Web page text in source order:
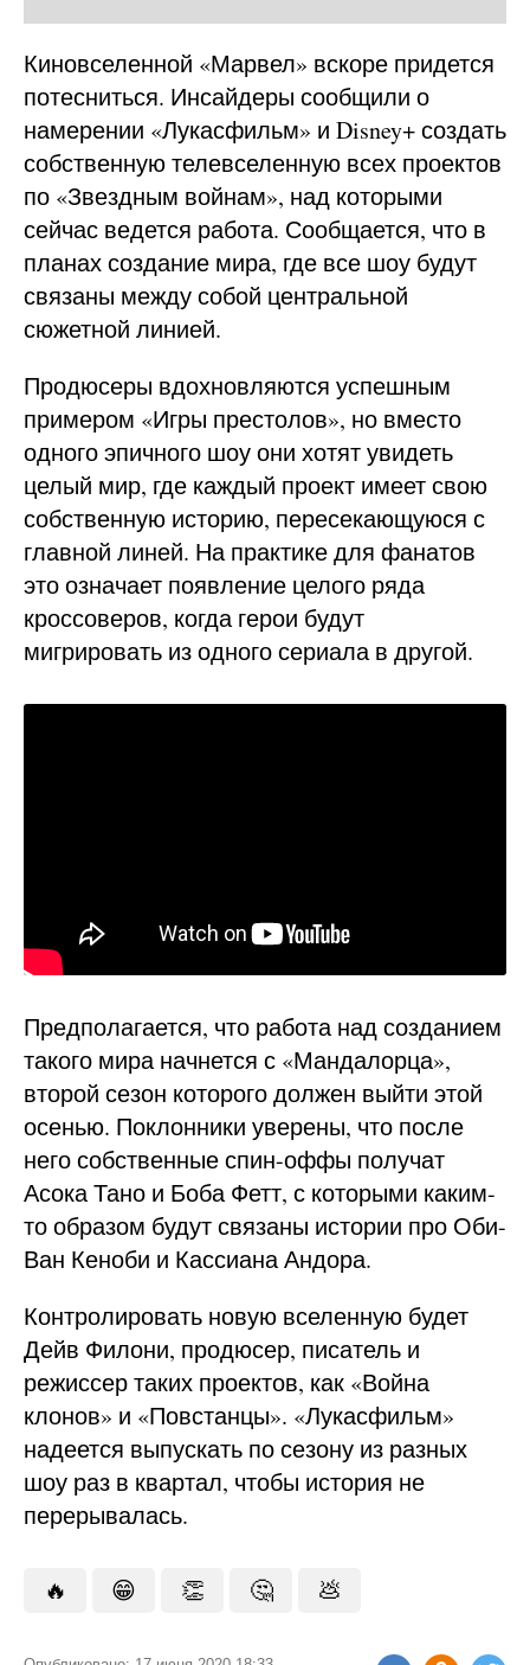
Киновселенной «Марвел» вскоре придется
потесниться. Инсайдеры сообщили о
намерении «Лукасфильм» и Disney+ создать
собственную телевселенную всех проектов
по «Звездным войнам», над которыми
сейчас ведется работа. Сообщается, что в
планах создание мира, где все шоу будут
связаны между собой центральной
сюжетной линией.
Продюсеры вдохновляются успешным
примером «Игры престолов», но вместо
одного эпичного шоу они хотят увидеть
целый мир, где каждый проект имеет свою
собственную историю, пересекающуюся с
главной линей. На практике для фанатов
это означает появление целого ряда
кроссоверов, когда герои будут
мигрировать из одного сериала в другой.
Предполагается, что работа над созданием
такого мира начнется с «Мандалорца»,
второй сезон которого должен выйти этой
осенью. Поклонники уверены, что после
него собственные спин-оффы получат
Асока Тано и Боба Фетт, с которыми каким-
то образом будут связаны истории про Оби-
Ван Кеноби и Кассиана Андора.
Контролировать новую вселенную будет
Дейв Филони, продюсер, писатель и
режиссер таких проектов, как «Война
клонов» и «Повстанцы». «Лукасфильм»
надеется выпускать по сезону из разных
шоу раз в квартал, чтобы история не
перерывалась.
🔥 😁 👏 🤔 💩